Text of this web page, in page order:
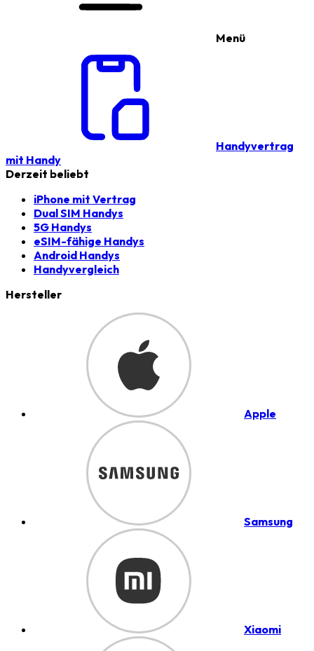
Menü
Handyvertrag
mit Handy
Derzeit beliebt
iPhone mit Vertrag
Dual SIM Handys
5G Handys
eSIM-fähige Handys
Android Handys
Handyvergleich
Hersteller
Apple
Samsung
Xiaomi